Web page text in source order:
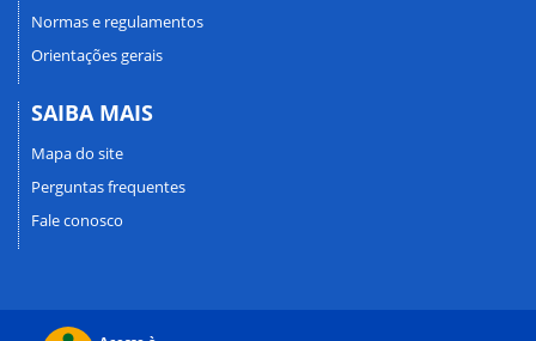
Normas e regulamentos
Orientações gerais
SAIBA MAIS
Mapa do site
Perguntas frequentes
Fale conosco